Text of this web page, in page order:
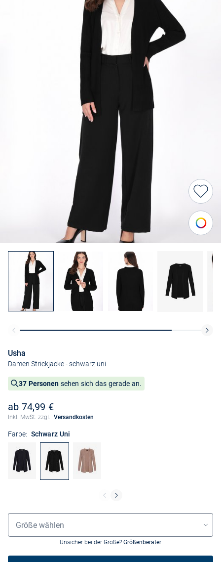
Usha
Damen Strickjacke- schwarz uni
37 Personen sehen sich das gerade an.
ab 74,99 €
Inkl. MwSt. zzgl. Versandkosten
Farbe: Schwarz Uni
Grössenauswahl
Größe wählen
Unsicher bei der Größe? Größenberater